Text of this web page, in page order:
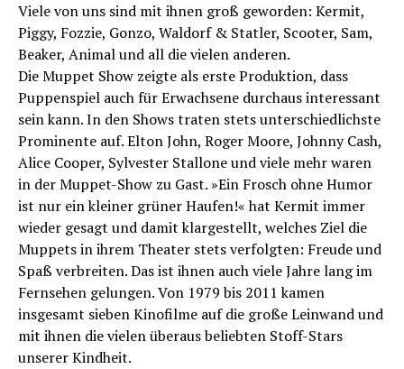
Viele von uns sind mit ihnen groß geworden: Kermit,
Piggy, Fozzie, Gonzo, Waldorf & Statler, Scooter, Sam,
Beaker, Animal und all die vielen anderen.
Die Muppet Show zeigte als erste Produktion, dass
Puppenspiel auch für Erwachsene durchaus interessant
sein kann. In den Shows traten stets unterschiedlichste
Prominente auf. Elton John, Roger Moore, Johnny Cash,
Alice Cooper, Sylvester Stallone und viele mehr waren
in der Muppet-Show zu Gast. »Ein Frosch ohne Humor
ist nur ein kleiner grüner Haufen!« hat Kermit immer
wieder gesagt und damit klargestellt, welches Ziel die
Muppets in ihrem Theater stets verfolgten: Freude und
Spaß verbreiten. Das ist ihnen auch viele Jahre lang im
Fernsehen gelungen. Von 1979 bis 2011 kamen
insgesamt sieben Kinofilme auf die große Leinwand und
mit ihnen die vielen überaus beliebten Stoff-Stars
unserer Kindheit.